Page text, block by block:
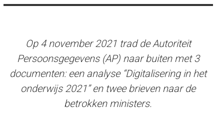
Op 4 november 2021 trad de Autoriteit
Persoonsgegevens (AP) naar buiten met 3
documenten: een analyse “Digitalisering in het
onderwijs 2021” en twee brieven naar de
betrokken ministers.